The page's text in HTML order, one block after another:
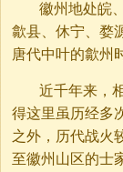
徽州地处皖
歙县、休宁、婺
唐代中叶的歙州
近千年来，
得这里虽历经多
之外，历代战火
至徽州山区的士